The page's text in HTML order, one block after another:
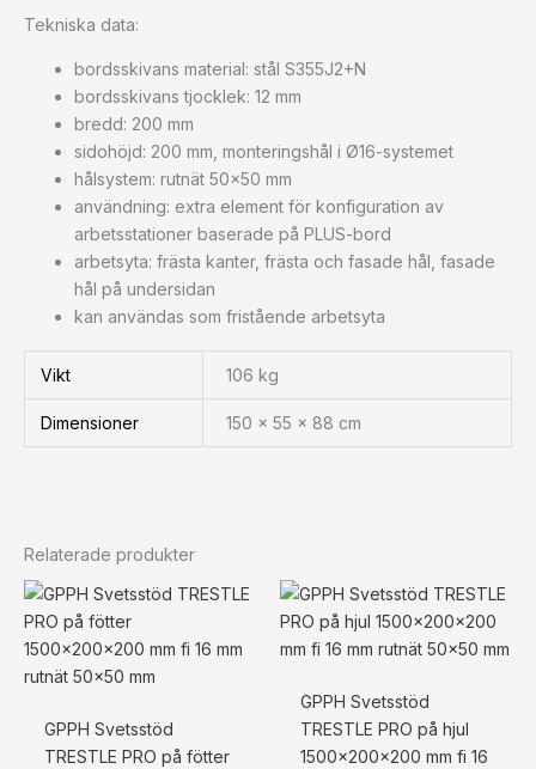
Tekniska data:
bordsskivans material: stål S355J2+N
bordsskivans tjocklek: 12 mm
bredd: 200 mm
sidohöjd: 200 mm, monteringshål i Ø16-systemet
hålsystem: rutnät 50×50 mm
användning: extra element för konfiguration av
arbetsstationer baserade på PLUS-bord
arbetsyta: frästa kanter, frästa och fasade hål, fasade
hål på undersidan
kan användas som fristående arbetsyta
Vikt 106 kg
Dimensioner 150 × 55 × 88 cm
Relaterade produkter
GPPH Svetsstöd
TRESTLE PRO på fötter
GPPH Svetsstöd
TRESTLE PRO på hjul
1500x200x200 mm fi 16